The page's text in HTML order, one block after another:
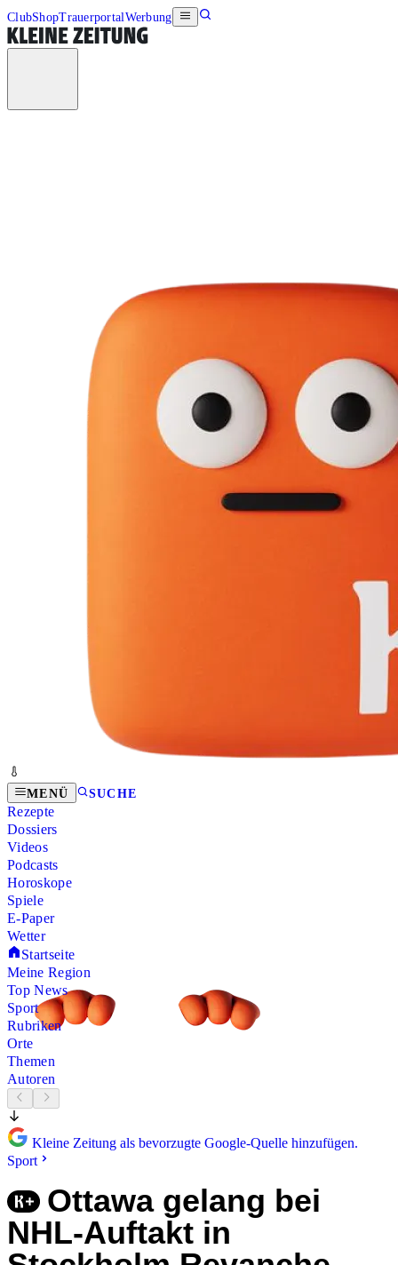
ClubShopTrauerportalWerbung
MENÜ SUCHE
Rezepte
Dossiers
Videos
Podcasts
Horoskope
Spiele
E-Paper
Wetter
Startseite
Meine Region
Top News
Sport
Rubriken
Orte
Themen
Autoren
Kleine Zeitung als bevorzugte Google-Quelle hinzufügen.
Sport
Ottawa gelang bei
NHL-Auftakt in